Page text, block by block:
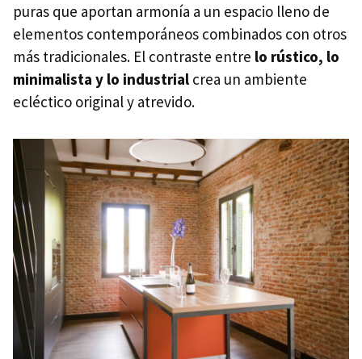
puras que aportan armonía a un espacio lleno de
elementos contemporáneos combinados con otros
más tradicionales. El contraste entre lo rústico, lo
minimalista y lo industrial crea un ambiente
ecléctico original y atrevido.